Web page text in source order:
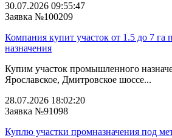
30.07.2026 09:55:47
Заявка №100209
Компания купит участок от 1.5 до 7
назначения
Купим участок промышленного
Ярославское, Дмитровское шоссе...
28.07.2026 18:02:20
Заявка №91098
Куплю участки промназначения под